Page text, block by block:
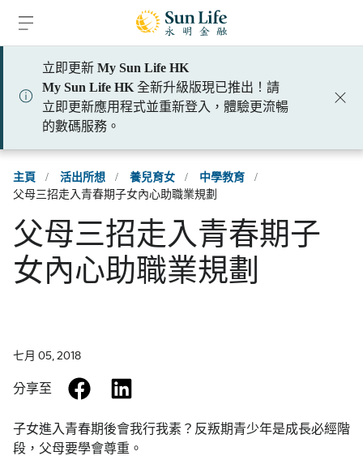
立即更新 My Sun Life HK
My Sun Life HK 全新升級版現已推出！請
立即更新應用程式並重新登入，體驗更流暢
的數碼服務。
主頁 / 活出所想 / 養兒育女 / 中學教育
/
父母三招走入青春期子女內心助職業規劃
父母三招走入青春期子
女內心助職業規劃
七月 05, 2018
分享至 facebook
子女進入青春期後會我行我素？反叛期青少年是成長必經階
段，父母要學會尊重。